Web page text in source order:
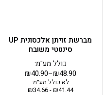
מברשת זויתן אלכסונית UP
סינטטי משובח
₪40.90–₪48.90
כולל מע"מ:
לא כולל מע״מ:
₪41.44
-
₪34.66
המוצר